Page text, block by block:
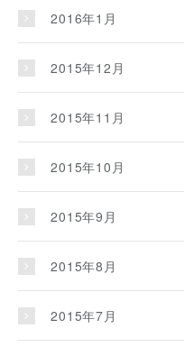
2016年1月
2015年12月
2015年11月
2015年10月
2015年9月
2015年8月
2015年7月